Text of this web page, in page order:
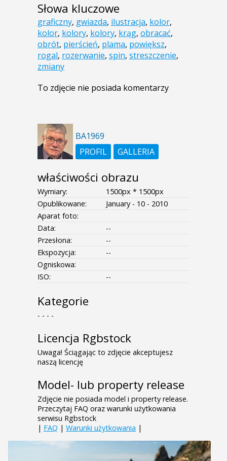
Słowa kluczowe
graficzny, gwiazda, ilustracja, kolor,
kolor, kolory, kolory, krąg, obracać,
obrót, pierścień, plama, powiększ,
rogal, rozerwanie, spin, streszczenie,
zmiany
To zdjęcie nie posiada komentarzy
BA1969
PROFIL
GALLERIA
właściwości obrazu
Wymiary:
1500px * 1500px
Opublikowane:
January - 10 - 2010
Aparat foto:
Data:
--
Przesłona:
--
Ekspozycja:
--
Ogniskowa:
ISO:
--
Kategorie
- - - -
Licencja Rgbstock
Uwaga! Ściągając to zdjęcie akceptujesz
naszą licencję
Model- lub property release
Zdjęcie nie posiada model i property release.
Przeczytaj FAQ oraz warunki użytkowania
serwisu Rgbstock
| FAQ | Warunki użytkowania |